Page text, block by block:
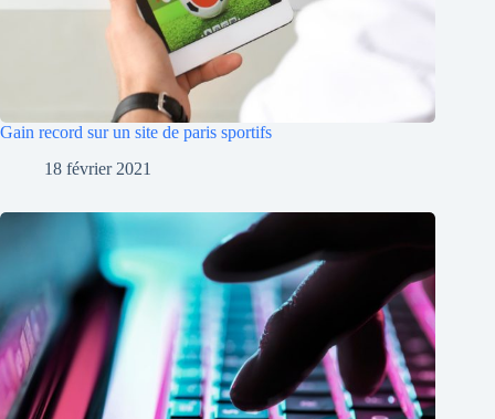
Gain record sur un site de paris sportifs
18 février 2021